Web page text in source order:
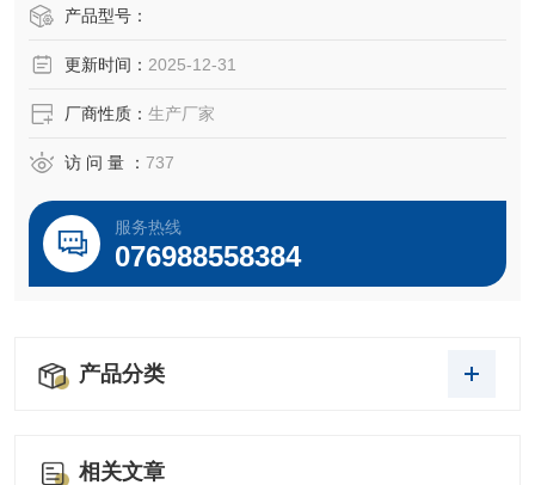
改变纤维的表面特性。
产品型号：
更新时间： 2025-12-31
厂商性质： 生产厂家
访 问 量 ： 737
服务热线
076988558384
产品分类
相关文章